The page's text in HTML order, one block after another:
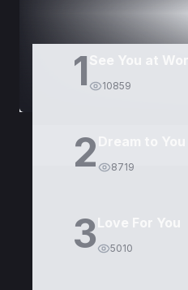
1 10859
2 8719
3Love For You
5010